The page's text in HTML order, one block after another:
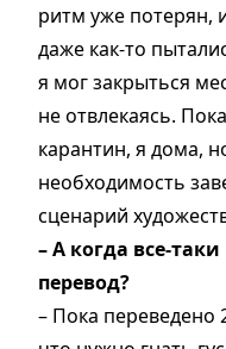
ритм уже потерян,
даже как-то
я мог закрыться
не отвлекаясь.
карантин, я дома,
необходимость
сценарий
– А когда все-
перевод?
– Пока переведено